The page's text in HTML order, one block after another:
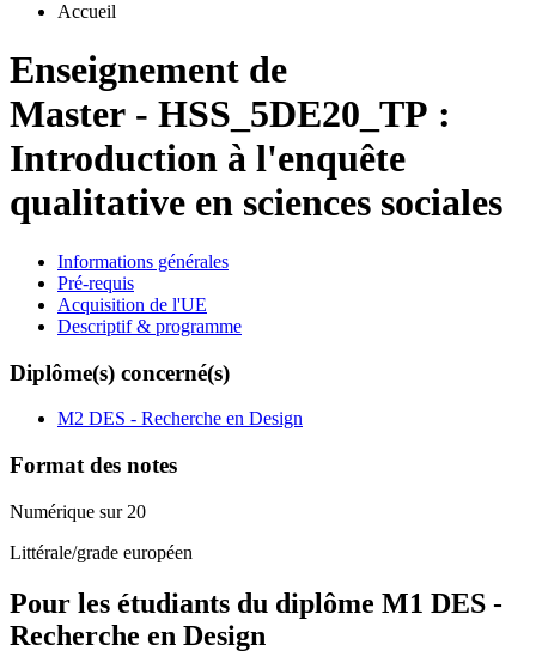
Accueil
Enseignement de
Master - HSS_5DE20_TP :
Introduction à l'enquête
qualitative en sciences sociales
Informations générales
Pré-requis
Acquisition de l'UE
Descriptif & programme
Diplôme(s) concerné(s)
M2 DES - Recherche en Design
Format des notes
Numérique sur 20
Littérale/grade européen
Pour les étudiants du diplôme M1 DES -
Recherche en Design